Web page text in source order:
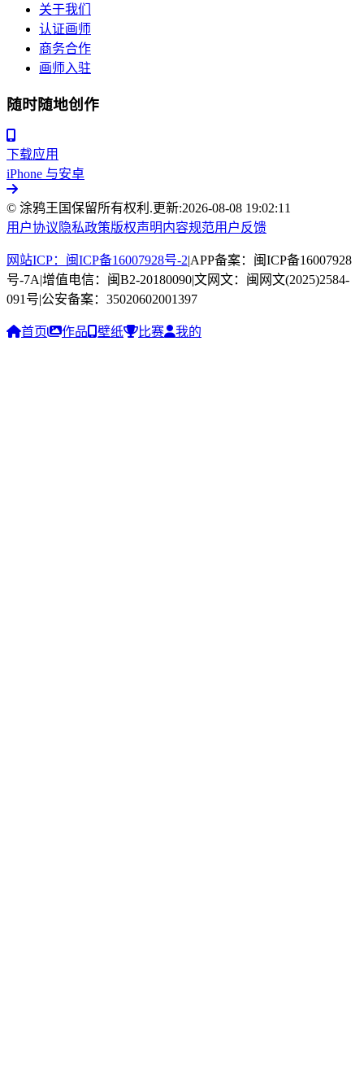
关于我们
认证画师
商务合作
画师入驻
随时随地创作
下载应用
iPhone 与安卓
© 涂鸦王国保留所有权利.更新:2026-08-08 19:02:11
用户协议 隐私政策版权声明内容规范用户反馈
网站ICP：闽ICP备16007928号-2|APP备案：闽ICP备16007928
号-7A|增值电信：闽B2-20180090|文网文：闽网文(2025)2584-
091号|公安备案：35020602001397
首页 作品 壁纸 比赛 我的